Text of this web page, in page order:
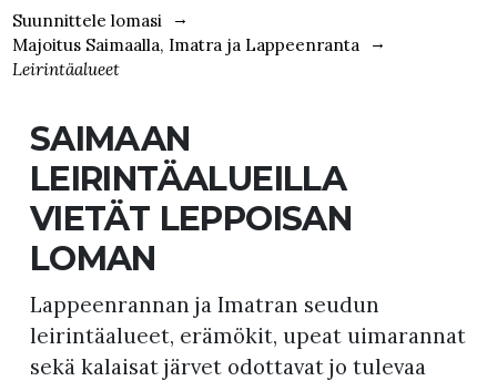
Suunnittele lomasi
Majoitus Saimaalla, Imatra ja Lappeenranta
Leirintäalueet
SAIMAAN
LEIRINTÄALUEILLA
VIETÄT LEPPOISAN
LOMAN
Lappeenrannan ja Imatran seudun
leirintäalueet, erämökit, upeat uimarannat
sekä kalaisat järvet odottavat jo tulevaa